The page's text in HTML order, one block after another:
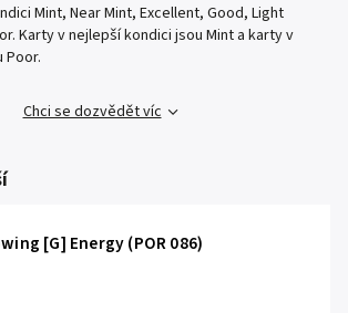
Mint, Near Mint, Excellent, Good, Light
Karty v nejlepší kondici jsou Mint a karty v
Poor.
Chci se dozvědět víc
[G] Energy (POR 086)